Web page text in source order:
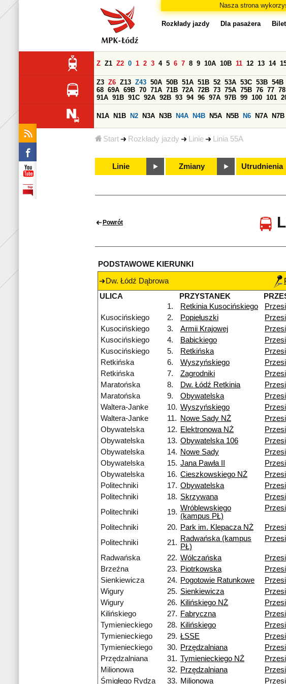
Nasza strona
Start Rozkłady jazdy Linie Linia 55A
Rozkłady jazdy Dla pasażera
Z Z1 Z2 0 1 2 3 4 5 6 7 8 9 10A 10B 11 12 13 14
Z3 Z6 Z13 Z43 50A 50B 51A 51B 52 53A 53C 53B 54B
68 69A 69B 70 71A 71B 72A 72B 73 75A 75B 76 77 78
91A 91B 91C 92A 92B 93 94 96 97A 97B 99 100 101
N1A N1B N2 N3A N3B N4A N4B N5A N5B N6 N7A N7B
Linie Zmiany Utrudnienia
Powrót
PODSTAWOWE KIERUNKI
Dw. Łódź Dąbrowa
ULICA
PRZYSTANEK
1.
Retkinia Kusocińskiego
Kusocińskiego
2. Popiełuszki
Kusocińskiego
3. Armii Krajowej
Kusocińskiego
4. Babickiego
Kusocińskiego
5. Retkińska
Retkińska
6. Wyszyńskiego
Retkińska
7. Zagrodniki
Maratońska
8. Dw. Łódź Retkinia
Maratońska
9. Obywatelska
Waltera-Janke
10. Wyszyńskiego
Waltera-Janke
11. Nowe Sady NŻ
Obywatelska
12. Elektronowa NŻ
Obywatelska
13. Obywatelska 106
Obywatelska
14. Nowe Sady
Obywatelska
15. Jana Pawła II
Obywatelska
16. Cieszkowskiego NŻ
Politechniki
17. Obywatelska
Politechniki
18. Skrzywana
Politechniki
19. Wróblewskiego
(kampus PŁ)
Politechniki 20. Park im. Klepacza NŻ
Politechniki
21. Radwańska (kampus
PŁ)
Radwańska 22. Wólczańska
Brzeźna
23. Piotrkowska
Sienkiewicza
24. Pogotowie Ratunkowe
Wigury
25. Sienkiewicza
Wigury
26. Kilińskiego NŻ
Kilińskiego
27. Fabryczna
Tymienieckiego
28. Kilińskiego
Tymienieckiego
29. ŁSSE
Tymienieckiego
30. Przędzalniana
Przędzalniana
31. Tymienieckiego NŻ
Milionowa
32. Przędzalniana
Śmigłego Rydza
33. Milionowa